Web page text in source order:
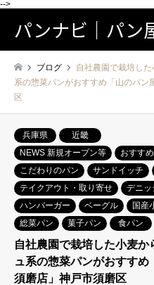
-->
パンナビ｜パン
ブログ
自社農園で栽培し
系の惣菜パンがおすすめ「山のパ
区
兵庫県
近畿
NEWS 新規オープン等
おすすめ
こだわりのパン
サンドイッチ
テイクアウト・取り寄せ
デニッ
ハンバーガー
ベーグル 国産
総菜パン
菓子パン 食パン
自社農園で栽培した小麦
ュ系の惣菜パンがおすすめ
須磨店」神戸市須磨区